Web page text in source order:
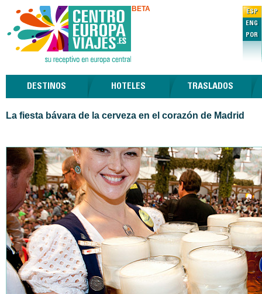
BETA
ESP
ENG
POR
DESTINOS HOTELES TRASLADOS
La fiesta bávara de la cerveza en el corazón de Madrid